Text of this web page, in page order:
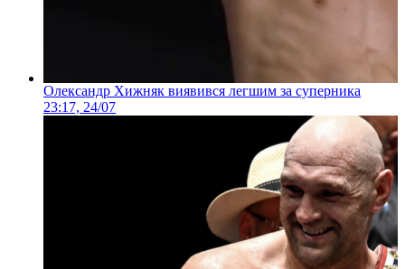
Олександр Хижняк виявився легшим за суперника
23:17, 24/07